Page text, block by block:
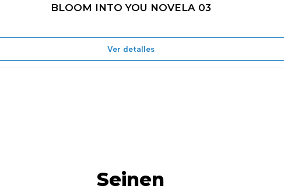
BLOOM INTO YOU NOVELA 03
Ver detalles
Seinen